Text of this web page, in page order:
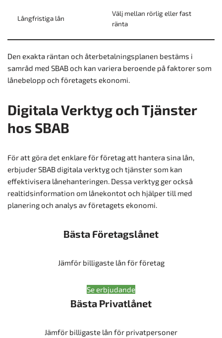
Långfristiga lån
Välj mellan rörlig eller fast
ränta
Den exakta räntan och återbetalningsplanen bestäms i
samråd med SBAB och kan variera beroende på faktorer som
lånebelopp och företagets ekonomi.
Digitala Verktyg och Tjänster
hos SBAB
För att göra det enklare för företag att hantera sina lån,
erbjuder SBAB digitala verktyg och tjänster som kan
effektivisera lånehanteringen. Dessa verktyg ger också
realtidsinformation om lånekontot och hjälper till med
planering och analys av företagets ekonomi.
Bästa Företagslånet
Jämför billigaste lån för företag
Se erbjudande
Bästa Privatlånet
Jämför billigaste lån för privatpersoner